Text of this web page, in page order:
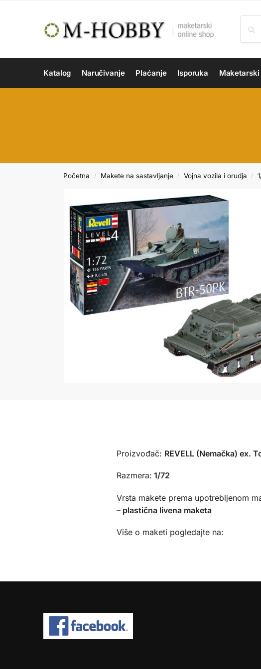
Katalog Naručivanje Plaćanje Isporuka Maketarski
Početna / Makete na sastavljanje / Vojna vozila i orudja /
Proizvođač: REVELL (Nemačka) ex.
Razmera: 1/72
Vrsta makete prema upotrebljenom
– plastična livena maketa
Više o maketi pogledajte na: